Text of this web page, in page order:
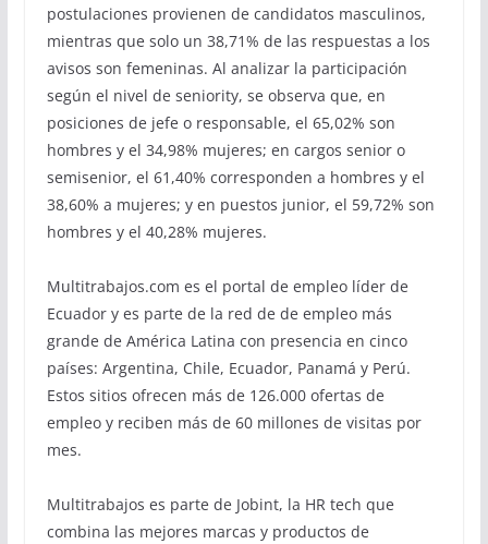
postulaciones provienen de candidatos masculinos,
mientras que solo un 38,71% de las respuestas a los
avisos son femeninas. Al analizar la participación
según el nivel de seniority, se observa que, en
posiciones de jefe o responsable, el 65,02% son
hombres y el 34,98% mujeres; en cargos senior o
semisenior, el 61,40% corresponden a hombres y el
38,60% a mujeres; y en puestos junior, el 59,72% son
hombres y el 40,28% mujeres.
Multitrabajos.com es el portal de empleo líder de
Ecuador y es parte de la red de de empleo más
grande de América Latina con presencia en cinco
países: Argentina, Chile, Ecuador, Panamá y Perú.
Estos sitios ofrecen más de 126.000 ofertas de
empleo y reciben más de 60 millones de visitas por
mes.
Multitrabajos es parte de Jobint, la HR tech que
combina las mejores marcas y productos de